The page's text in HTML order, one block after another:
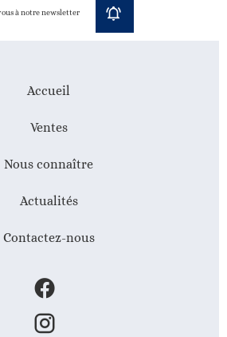
à notre newsletter
Accueil
Ventes
Nous connaître
Actualités
Contactez-nous